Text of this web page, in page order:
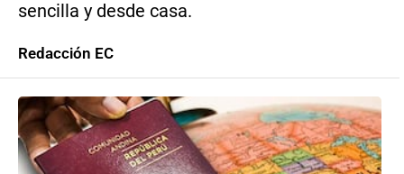
sencilla y desde casa.
Redacción EC